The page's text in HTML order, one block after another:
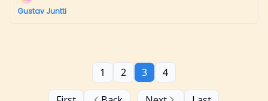
Gustav Juntti
1 2 3 4